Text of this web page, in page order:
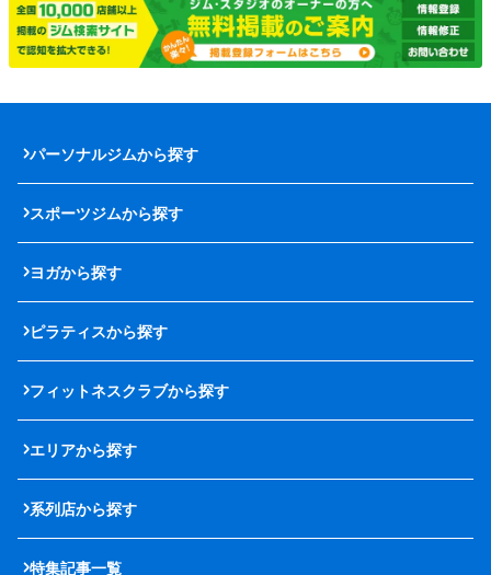
パーソナルジムから探す
スポーツジムから探す
ヨガから探す
ピラティスから探す
フィットネスクラブから探す
エリアから探す
系列店から探す
特集記事一覧